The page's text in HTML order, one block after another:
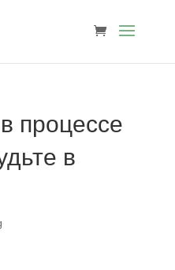
процессе
в